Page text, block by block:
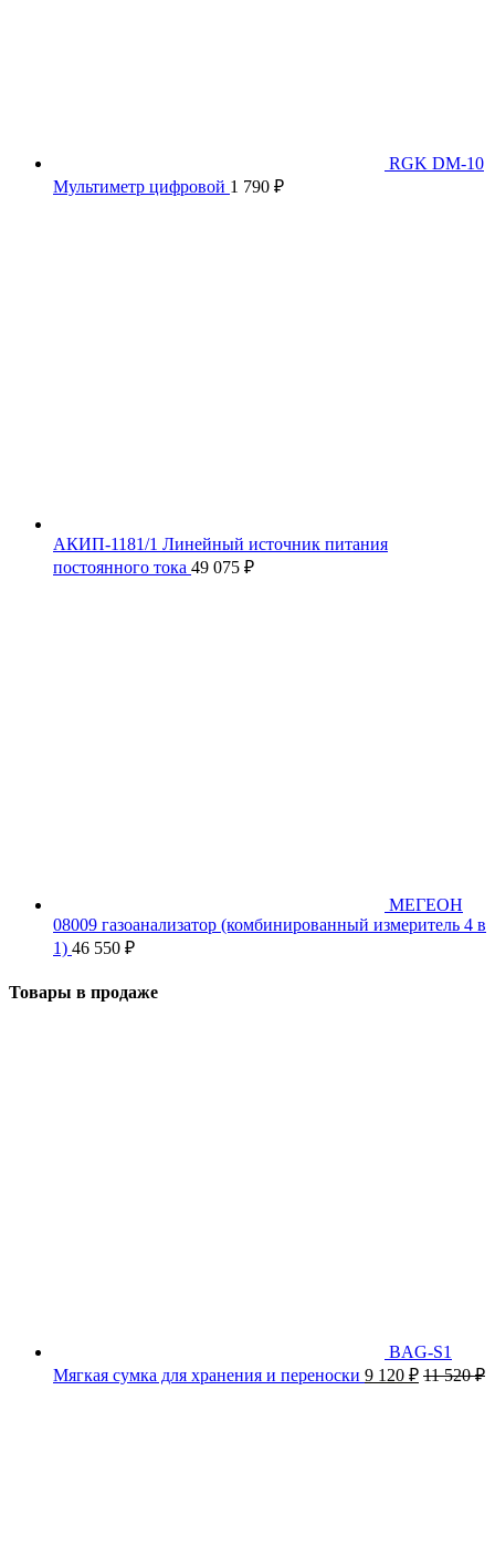
RGK DM-10
Мультиметр цифровой 1 790 ₽
АКИП-1181/1 Линейный источник питания
постоянного тока 49 075 ₽
МЕГЕОН
08009 газоанализатор (комбинированный измеритель 4 в
1) 46 550 ₽
Товары в продаже
BAG-S1
Мягкая сумка для хранения и переноски 9 120 ₽ 11 520₽